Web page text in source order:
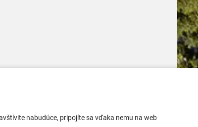
nabudúce, pripojíte sa vďaka nemu na web